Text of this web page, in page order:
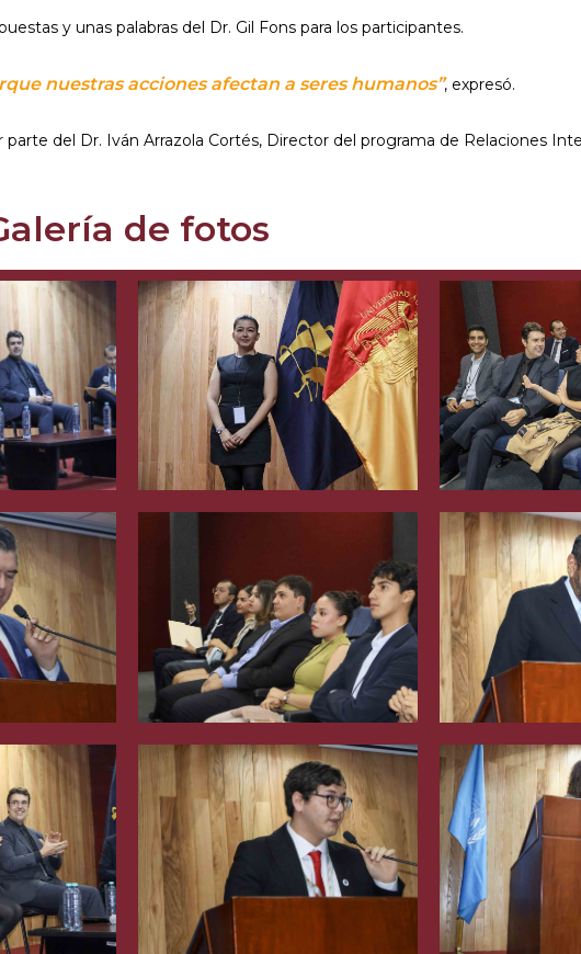
y unas palabras del Dr. Gil Fons para los participantes.
nuestras acciones afectan a seres humanos”, expresó.
del Dr. Iván Arrazola Cortés, Director del programa de Relaciones
de fotos